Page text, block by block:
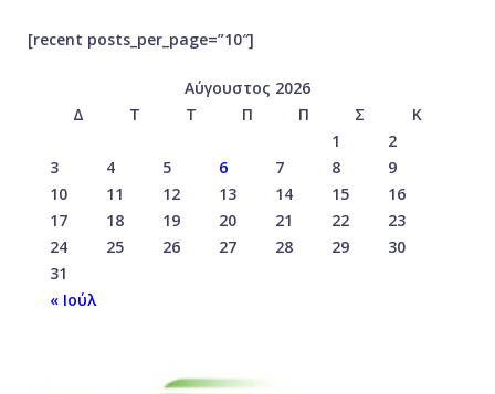
[recent posts_per_page=”10″]
Αύγουστος 2026
Δ
Τ Τ Π Π Σ
Κ
1
2
3
4 5 6 7 8
9
10
11 12 13 14 15
16
17
18 19 20 21 22
23
24
25 26 27 28 29
30
31
« Ιούλ